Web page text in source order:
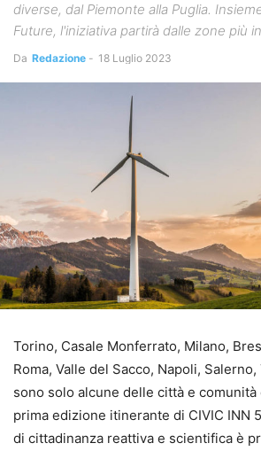
diverse, dal Piemonte alla Puglia.
Future, l'iniziativa partirà dalle zone più
Da Redazione - 18 Luglio 2023
Torino, Casale Monferrato, Milano,
Roma, Valle del Sacco, Napoli,
sono solo alcune delle città e
prima edizione itinerante di CIVIC INN
di cittadinanza reattiva e scientifica è